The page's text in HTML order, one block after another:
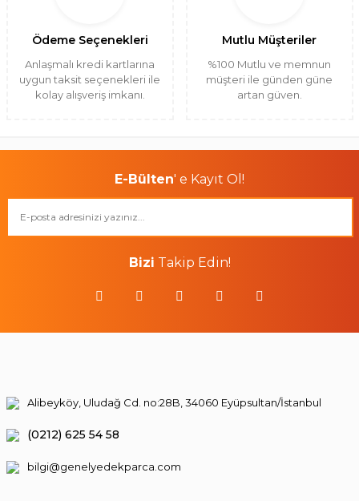
Ödeme Seçenekleri
Anlaşmalı kredi kartlarına
uygun taksit seçenekleri ile
kolay alışveriş imkanı.
Mutlu Müşteriler
%100 Mutlu ve memnun
müşteri ile günden güne
artan güven.
E-Bülten' e Kayıt Ol!
Bizi Takip Edin!
Alibeyköy, Uludağ Cd. no:28B, 34060 Eyüpsultan/İstanbul
(0212) 625 54 58
bilgi@genelyedekparca.com